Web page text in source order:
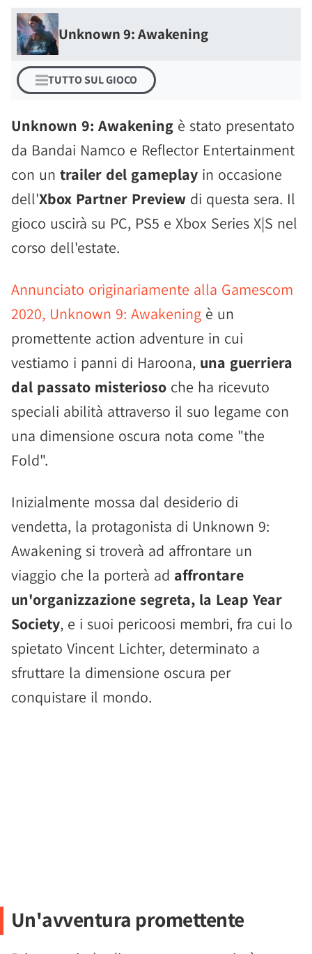
Unknown 9: Awakening
TUTTO SUL GIOCO
Unknown 9: Awakening è stato presentato
da Bandai Namco e Reflector Entertainment
con un trailer del gameplay in occasione
dell'Xbox Partner Preview di questa sera. Il
gioco uscirà su PC, PS5 e Xbox Series X|S nel
corso dell'estate.
Annunciato originariamente alla Gamescom
2020, Unknown 9: Awakening è un
promettente action adventure in cui
vestiamo i panni di Haroona, una guerriera
dal passato misterioso che ha ricevuto
speciali abilità attraverso il suo legame con
una dimensione oscura nota come "the
Fold".
Inizialmente mossa dal desiderio di
vendetta, la protagonista di Unknown 9:
Awakening si troverà ad affrontare un
viaggio che la porterà ad affrontare
un'organizzazione segreta, la Leap Year
Society, e i suoi pericoosi membri, fra cui lo
spietato Vincent Lichter, determinato a
sfruttare la dimensione oscura per
conquistare il mondo.
Un'avventura promettente